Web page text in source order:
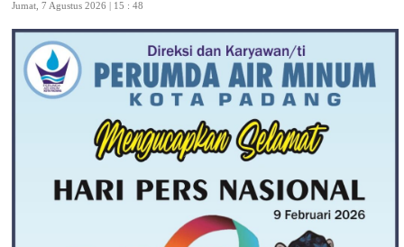
Jumat, 7 Agustus 2026 | 15 : 48